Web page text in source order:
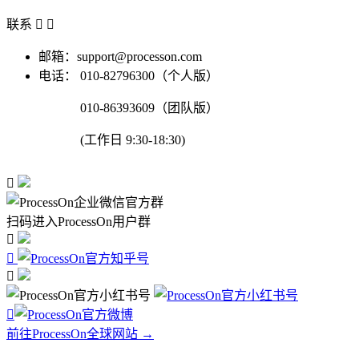
联系  
邮箱：support@processon.com
电话：
010-82796300（个人版）
010-86393609（团队版）
(工作日 9:30-18:30)

扫码进入ProcessOn用户群




前往ProcessOn全球网站 →